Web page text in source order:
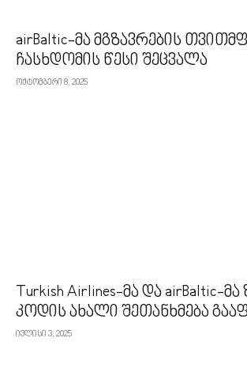
airBaltic-მა მგზავრების
ჩასხდომის წესი შეცვალა
ოქტომბერი 8, 2025
Turkish Airlines-მა და airBaltic-
კოდის ახალი შეთანხმება
ივლისი 3, 2025